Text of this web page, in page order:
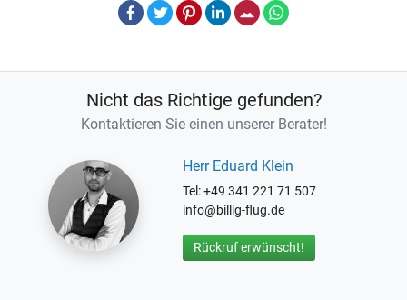
Facebook
TwitterPinterestLinkedInE-Mail
Nicht das Richtige gefunden?
Kontaktieren Sie einen unserer Berater!
Herr Eduard Klein
Tel: +49 341 221 71 507
info@billig-flug.de
Rückruf erwünscht!